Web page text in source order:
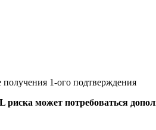
получения 1-ого подтверждения
может потребоваться